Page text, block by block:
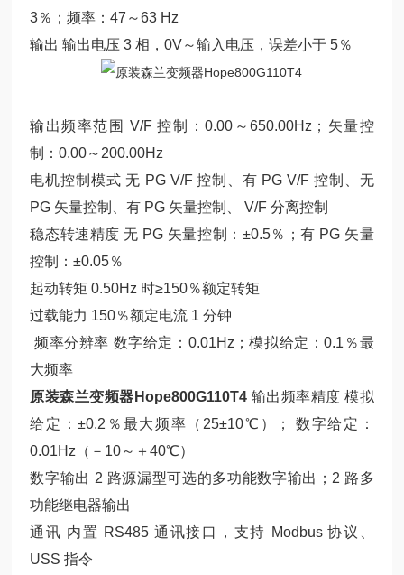
3％；频率：47～63 Hz
输出 输出电压 3 相，0V～输入电压，误差小于 5％
输出频率范围 V/F 控制：0.00～650.00Hz；矢量控
制：0.00～200.00Hz
电机控制模式 无 PG V/F 控制、有 PG V/F 控制、无
PG 矢量控制、有 PG 矢量控制、 V/F 分离控制
稳态转速精度 无 PG 矢量控制：±0.5％；有 PG 矢量
控制：±0.05％
起动转矩 0.50Hz 时≥150％额定转矩
过载能力 150％额定电流 1 分钟
频率分辨率 数字给定：0.01Hz；模拟给定：0.1％最
大频率
原装森兰变频器Hope800G110T4 输出频率精度 模拟
给定：±0.2％最大频率（25±10℃）； 数字给定：
0.01Hz（－10～＋40℃）
数字输出 2 路源漏型可选的多功能数字输出；2 路多
功能继电器输出
通讯 内置 RS485 通讯接口，支持 Modbus 协议、
USS 指令